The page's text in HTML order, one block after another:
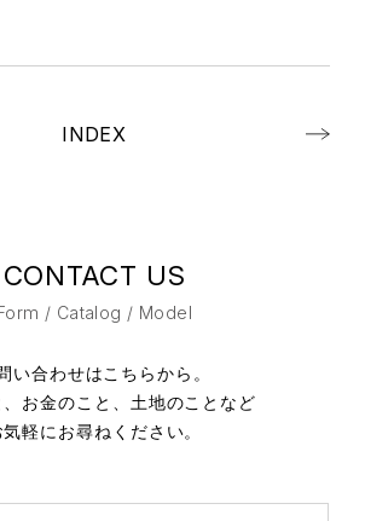
INDEX
CONTACT US
/ Catalog / Model
い合わせはこちらから。
お金のこと、土地のことなど
気軽にお尋ねください。